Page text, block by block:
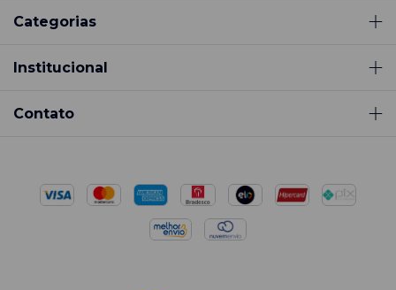
Categorias
Institucional
Contato